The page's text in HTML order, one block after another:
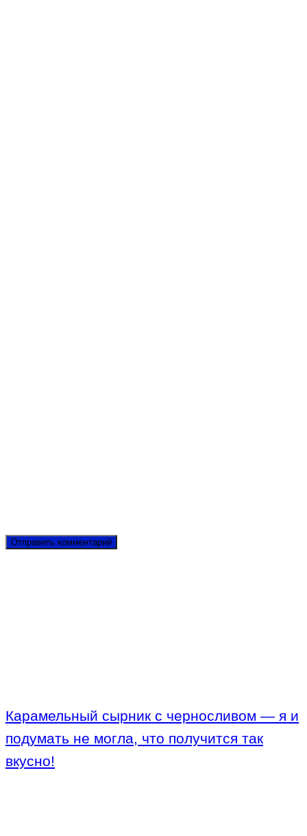
Карамельный сырник с черносливом — я и
подумать не могла, что получится так
вкусно!